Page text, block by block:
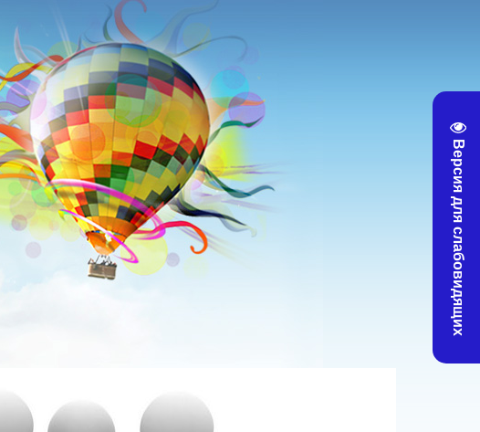
Версия для слабовидящих